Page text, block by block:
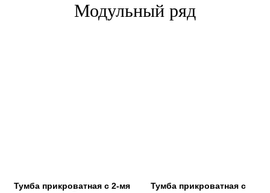
Модульный ряд
Тумба прикроватная с 2-мя
Тумба прикроватная с